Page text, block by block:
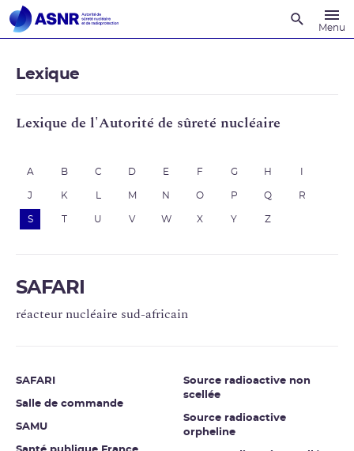
Menu
Lexique
Lexique de l'Autorité de sûreté nucléaire
A B C D E F G H
J K M N O P Q R
S U V W X Y Z
SAFARI
réacteur nucléaire sud-africain
SAFARI
Salle de commande
SAMU
Source radioactive non
scellée
Source radioactive
orpheline